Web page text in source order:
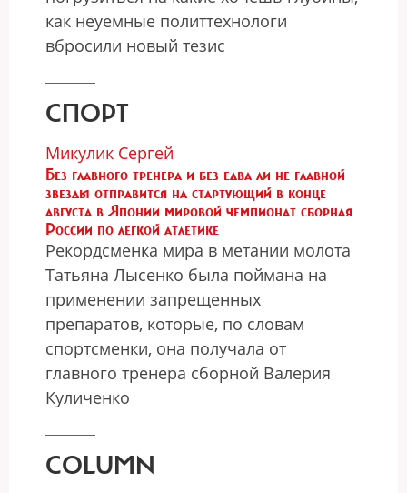
как неуемные политтехнологи
вбросили новый тезис
СПОРТ
Микулик Сергей
Без главного тренера и без едва ли не главной
звезды отправится на стартующий в конце
августа в Японии мировой чемпионат сборная
России по легкой атлетике
Рекордсменка мира в метании молота
Татьяна Лысенко была поймана на
применении запрещенных
препаратов, которые, по словам
спортсменки, она получала от
главного тренера сборной Валерия
Куличенко
COLUMN